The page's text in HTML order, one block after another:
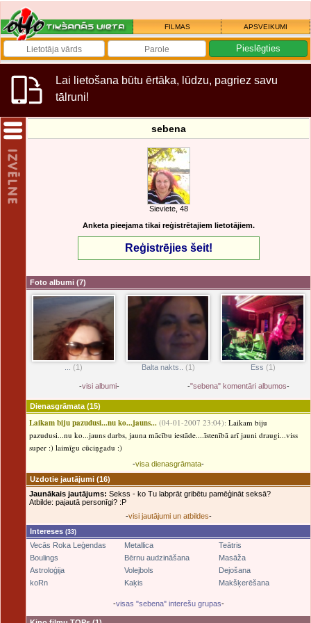
FILMAS APSVEIKUMI
Lai lietošana būtu ērtāka, lūdzu, pagriez savu
tālruni!
sebena
Sieviete, 48
Anketa pieejama tikai reģistrētajiem lietotājiem.
Reģistrējies šeit!
Foto albumi (7)
(1) Balta nakts.. (1) Ess (1)
-visi albumi- -"sebena" komentāri albumos-
Dienasgrāmata (15)
Laikam biju pazudusi...nu ko...jauns... (04-01-2007 23:04): Laikam biju
pazudusi...nu ko...jauns darbs, jauna mācību iestāde....īstenībā arī jauni draugi...viss
super :) laimīgu cūciņgadu :)
-visa dienasgrāmata-
Uzdotie jautājumi (16)
Jaunākais jautājums: Sekss - ko Tu labprāt gribētu pamēģināt seksā?
Atbilde: pajautā personīgi? :P
-visi jautājumi un atbildes-
Intereses (33)
Vecās Roka Leģendas Metallica
Teātris
Boulings
Bērnu audzināšana
Masāža
Astroloģija
Volejbols
Dejošana
koRn
Kaķis Makšķerēšana
-visas "sebena" interešu grupas-